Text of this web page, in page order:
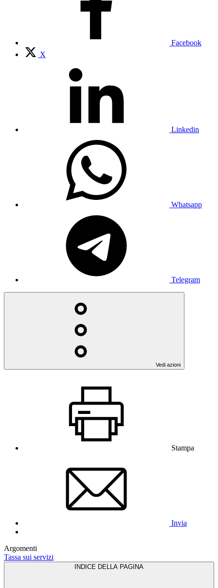
Facebook
X
Linkedin
Whatsapp
Telegram
Vedi azioni
Stampa
Invia
Argomenti
Tassa sui servizi
INDICE DELLA PAGINA